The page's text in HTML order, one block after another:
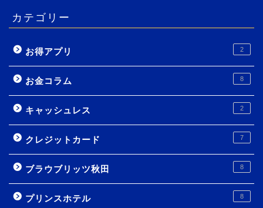
カテゴリー
お得アプリ 2
お金コラム 8
キャッシュレス 2
クレジットカード 7
ブラウブリッツ秋田 8
プリンスホテル 8